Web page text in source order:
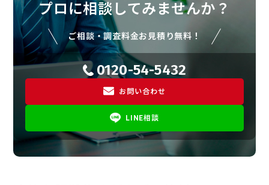
プロに相談してみませんか？
ご相談・調査料金お見積り無料！
0120-54-5432
お問い合わせ
LINE相談